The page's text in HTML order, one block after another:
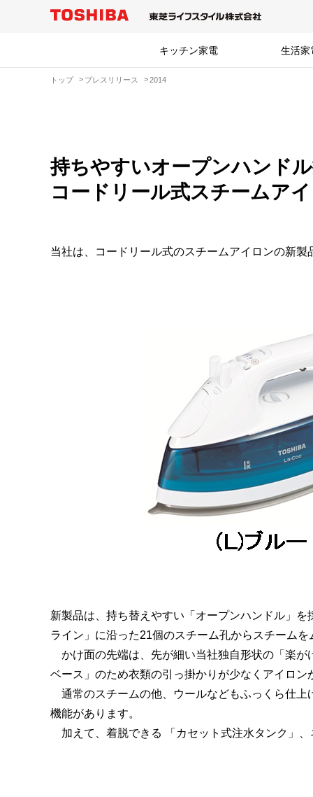
キッチン家電 生活家
トップ プレスリリース 2014
持ちやすいオープンハンド
コードリール式スチームア
当社は、コードリール式のスチームアイロンの新
新製品は、持ち替えやすい「オープンハンドル」
ライン」に沿った21個のスチーム孔からスチームを
かけ面の先端は、先が細い当社独自形状の「楽が
ベース」のため衣類の引っ掛かりが少なくアイロン
通常のスチームの他、ウールなどもふっくら仕上
機能があります。
加えて、着脱できる 「カセット式注水タンク」、